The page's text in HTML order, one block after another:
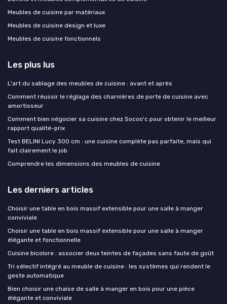
Meubles de cuisine par matériaux
Meubles de cuisine design et luxe
Meubles de cuisine fonctionnels
Les plus lus
L'art du sablage des meubles de cuisine : avant et après
Comment réussir le réglage des charnières de porte de cuisine avec
amortisseur
Comment bien négocier sa cuisine chez Socoo'c pour obtenir le meilleur
rapport qualité-prix
Test BELINI Lucy 300 cm : une cuisine complète pas parfaite, mais qui
fait clairement le job
Comprendre les dimensions des meubles de cuisine
Les derniers articles
Choisir une table en bois massif extensible pour une salle à manger
conviviale
Choisir une table en bois massif extensible pour une salle à manger
élégante et fonctionnelle
Cuisine bicolore : associer deux teintes de façades sans faute de goût
Tri sélectif intégré au meuble de cuisine : les systèmes qui rendent le
geste automatique
Bien choisir une chaise de salle à manger en bois pour une pièce
élégante et conviviale